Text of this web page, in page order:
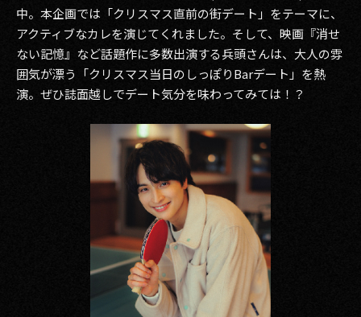
中。本企画では「クリスマス直前の街デート」をテーマに、
アクティブなカレを演じてくれました。そして、映画『消せ
ない記憶』など話題作に多数出演する兵頭さんは、大人の雰
囲気が漂う「クリスマス当日のしっぽりBarデート」を熱
演。ぜひ誌面越しでデート気分を味わってみては！？